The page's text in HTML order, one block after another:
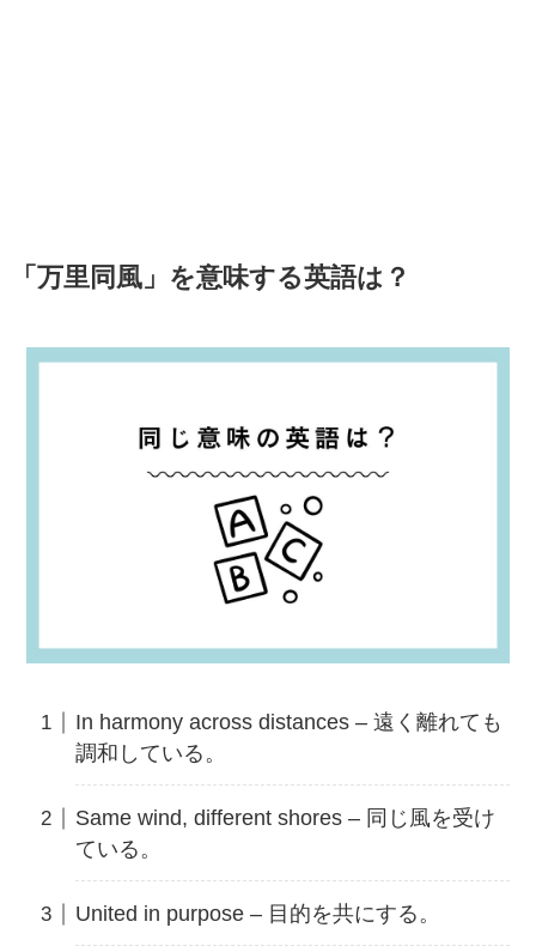
「万里同風」を意味する英語は？
In harmony across distances – 遠く離れても
調和している。
Same wind, different shores – 同じ風を受け
ている。
United in purpose – 目的を共にする。